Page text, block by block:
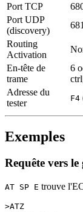
Port TCP
Port UDP
(discovery)
Routing
Activation
En-tête de
trame
6
Adresse du
tester
F4
Exemples
Requête vers
AT SP E trouve
>ATZ